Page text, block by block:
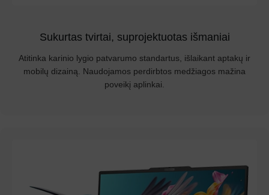
Sukurtas tvirtai, suprojektuotas išmaniai
Atitinka karinio lygio patvarumo standartus, išlaikant aptakų ir
mobilų dizainą. Naudojamos perdirbtos medžiagos mažina
poveikį aplinkai.